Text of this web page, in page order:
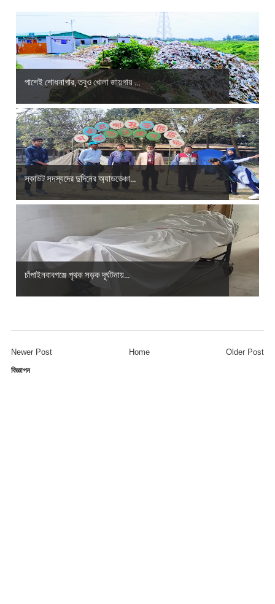
পাশেই শোধনাগার, তবুও খোলা জায়গায় ...
স্কাউট সদস্যদের দুদিনের অ্যাডভেঞ্চা...
চাঁপাইনবাবগঞ্জে পৃথক সড়ক দূর্ঘটনায়...
Newer Post Older Post
Home
বিজ্ঞাপন